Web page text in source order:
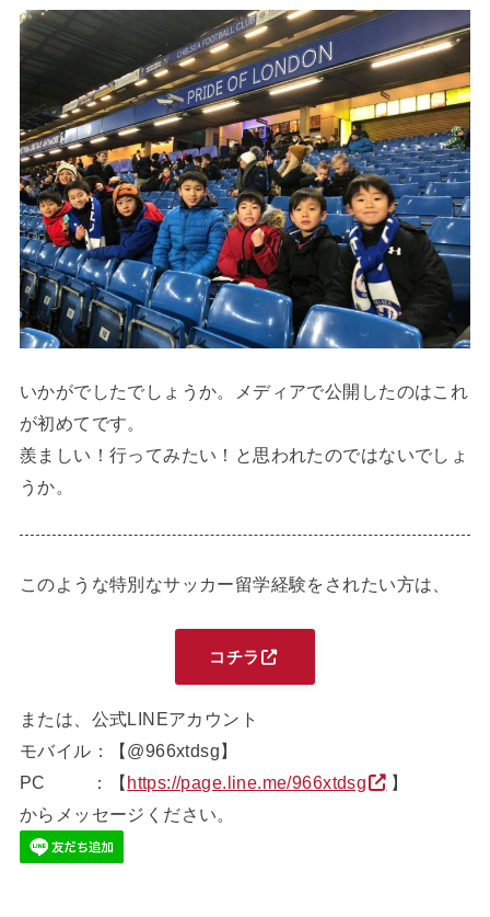
いかがでしたでしょうか。メディアで公開したのはこれ
が初めてです。
羨ましい！行ってみたい！と思われたのではないでしょ
うか。
このような特別なサッカー留学経験をされたい方は、
コチラ
または、公式LINEアカウント
モバイル：【@966xtdsg】
PC ：【 https://page.line.me/966xtdsg
】
からメッセージください。